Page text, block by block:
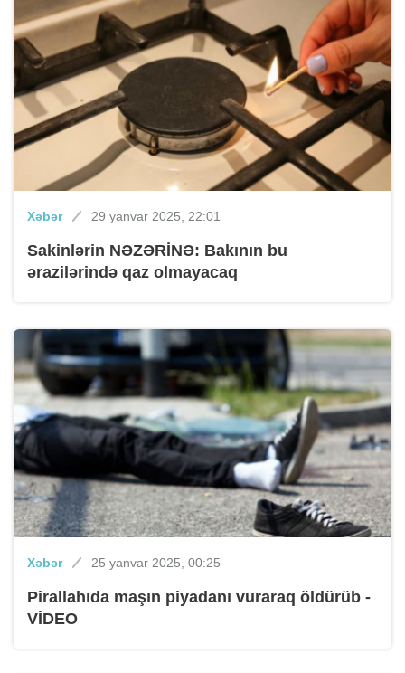
Xəbər 29 yanvar 2025, 22:01
Sakinlərin NƏZƏRİNƏ: Bakının bu
ərazilərində qaz olmayacaq
Xəbər 25 yanvar 2025, 00:25
Pirallahıda maşın piyadanı vuraraq öldürüb -
VİDEO